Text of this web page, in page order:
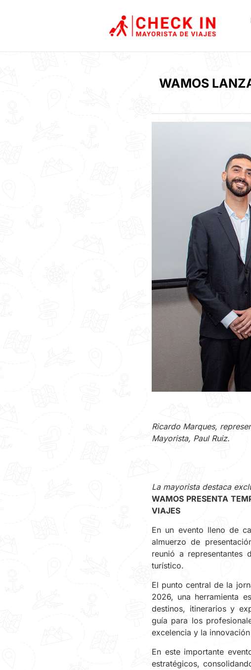
WAMOS
Ricardo Marques,
Mayorista, Paul Ruiz.
La mayorista destaca
WAMOS PRESENTA
VIAJES
En un evento lleno de
almuerzo de
reunió a representantes
turístico.
El punto central de la
2026, una herramienta
destinos, itinerarios y
guía para los
excelencia y la
En este importante
estratégicos,